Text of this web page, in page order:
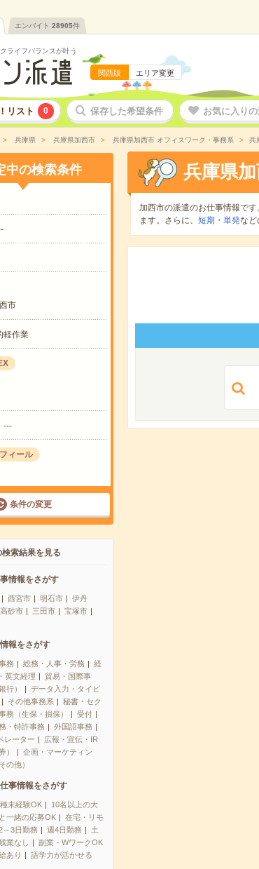
エンバイト 28905件
ライフバランスが叶う
関西版 エリア変更
リスト 0 保存した希望条件 お気に入り
兵庫県 兵庫県加西市 兵庫県加西市 オフィスワーク・事務系 兵
中の検索条件
市
軽作業
---
ィール
条件の変更
検索結果を見る
情報をさがす
西宮市 明石市
伊丹
高砂市 三田市
宝塚市
報をさがす
務 総務・人事・労務
経
英文経理
貿易・国際事
行）
データ入力・タイピ
その他事務系
秘書・セク
務（生保・損保）
受付
・特許事務
外国語事務
レーター
広報・宣伝・IR
）
企画・マーケティン
の他）
事情報をさがす
未経験OK
10名以上の大
一緒の応募OK
在宅・リモ
～3日勤務 週4日勤務
土
業なし
副業・WワークOK
あり
語学力が活かせる
兵庫県
加西市の派遣のお仕事情報です
ます。さらに、 短期 ・ 単発など